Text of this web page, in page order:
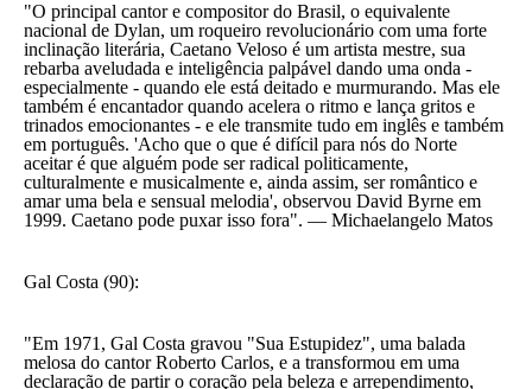
"O principal cantor e compositor do Brasil, o equivalente
nacional de Dylan, um roqueiro revolucionário com uma forte
inclinação literária, Caetano Veloso é um artista mestre, sua
rebarba aveludada e inteligência palpável dando uma onda -
especialmente - quando ele está deitado e murmurando. Mas ele
também é encantador quando acelera o ritmo e lança gritos e
trinados emocionantes - e ele transmite tudo em inglês e também
em português. 'Acho que o que é difícil para nós do Norte
aceitar é que alguém pode ser radical politicamente,
culturalmente e musicalmente e, ainda assim, ser romântico e
amar uma bela e sensual melodia', observou David Byrne em
1999. Caetano pode puxar isso fora". — Michaelangelo Matos
Gal Costa (90):
"Em 1971, Gal Costa gravou "Sua Estupidez", uma balada
melosa do cantor Roberto Carlos, e a transformou em uma
declaração de partir o coração pela beleza e arrependimento,